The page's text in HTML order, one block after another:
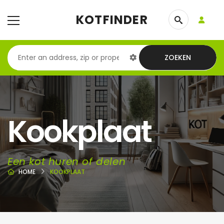
KOTFINDER
ZOEKEN
Kookplaat
Een kot huren of delen
HOME KOOKPLAAT